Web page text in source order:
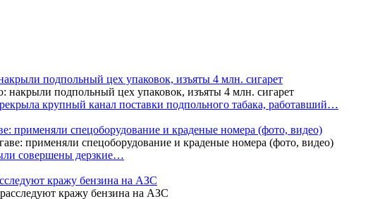
подпольный цех упаковок, изъяты 4 млн. сигарет
крупный канал поставки подпольного табака, работавший…
применяли спецоборудование и краденые номера (фото, видео)
совершены дерзкие…
кражу бензина на АЗС